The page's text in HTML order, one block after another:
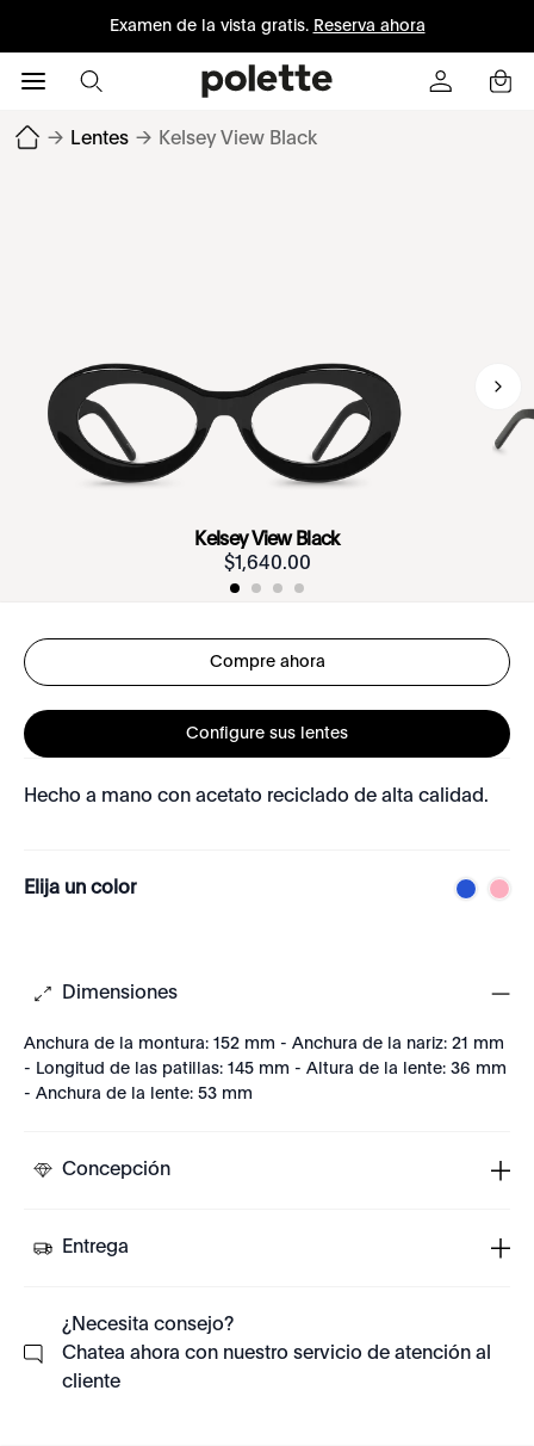
Examen de la vista gratis. Reserva ahora
→ Lentes → Kelsey View Black
Kelsey View Black
$1,640.00
Compre ahora
Configure sus lentes
Hecho a mano con acetato reciclado de alta calidad.
Elija un color
Dimensiones
Anchura de la montura: 152 mm - Anchura de la nariz: 21 mm
- Longitud de las patillas: 145 mm - Altura de la lente: 36 mm
- Anchura de la lente: 53 mm
Concepción
Entrega
¿Necesita consejo?
Chatea ahora con nuestro servicio de atención al
cliente